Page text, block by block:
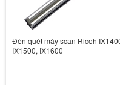
Đèn quét máy scan Ricoh
IX1500, IX1600